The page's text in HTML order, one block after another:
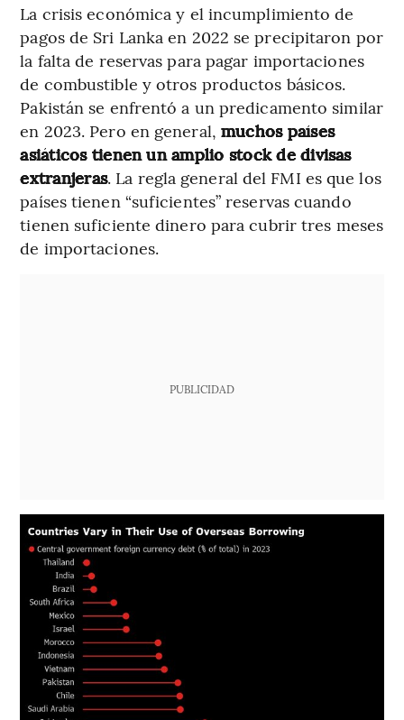
La crisis económica y el incumplimiento de
pagos de Sri Lanka en 2022 se precipitaron por
la falta de reservas para pagar importaciones
de combustible y otros productos básicos.
Pakistán se enfrentó a un predicamento similar
en 2023. Pero en general, muchos países
asiáticos tienen un amplio stock de divisas
extranjeras. La regla general del FMI es que los
países tienen “suficientes” reservas cuando
tienen suficiente dinero para cubrir tres meses
de importaciones.
PUBLICIDAD